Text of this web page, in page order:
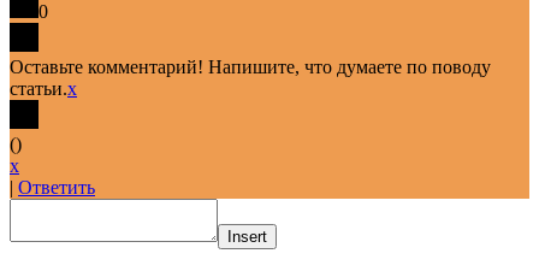
0
Оставьте комментарий! Напишите, что думаете по поводу
статьи.x
()
x
| Ответить
Insert